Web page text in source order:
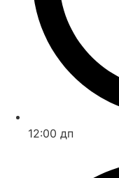
12:00 дп